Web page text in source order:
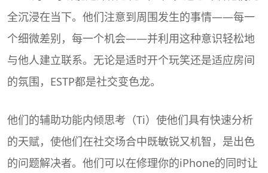
全沉浸在当下。他们注意到周围发生的事情——每一
个细微差别，每一个机会——并利用这种意识轻松地
与他人建立联系。无论是适时开个玩笑还是适应房间
的氛围，ESTP都是社交变色龙。
他们的辅助功能内倾思考（Ti）使他们具有快速分析
的天赋，使他们在社交场合中既敏锐又机智，是出色
的问题解决者。他们可以在修理你的iPhone的同时让